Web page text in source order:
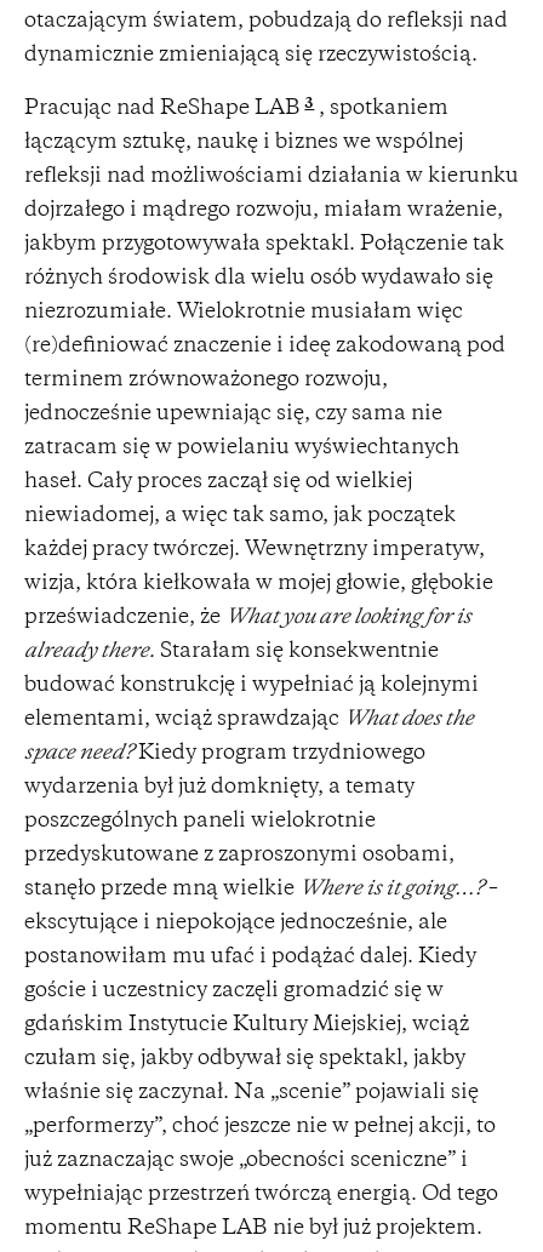
otaczającym światem, pobudzają do refleksji nad
dynamicznie zmieniającą się rzeczywistością.
Pracując nad ReShape LAB 3 , spotkaniem
łączącym sztukę, naukę i biznes we wspólnej
refleksji nad możliwościami działania w kierunku
dojrzałego i mądrego rozwoju, miałam wrażenie,
jakbym przygotowywała spektakl. Połączenie tak
różnych środowisk dla wielu osób wydawało się
niezrozumiałe. Wielokrotnie musiałam więc
(re)definiować znaczenie i ideę zakodowaną pod
terminem zrównoważonego rozwoju,
jednocześnie upewniając się, czy sama nie
zatracam się w powielaniu wyświechtanych
haseł. Cały proces zaczął się od wielkiej
niewiadomej, a więc tak samo, jak początek
każdej pracy twórczej. Wewnętrzny imperatyw,
wizja, która kiełkowała w mojej głowie, głębokie
przeświadczenie, że What you are looking for is
already there. Starałam się konsekwentnie
budować konstrukcję i wypełniać ją kolejnymi
elementami, wciąż sprawdzając
What does the
space need?Kiedy program trzydniowego
wydarzenia był już domknięty, a tematy
poszczególnych paneli wielokrotnie
przedyskutowane z zaproszonymi osobami,
stanęło przede mną wielkie Where is it going…?–
ekscytujące i niepokojące jednocześnie, ale
postanowiłam mu ufać i podążać dalej. Kiedy
goście i uczestnicy zaczęli gromadzić się w
gdańskim Instytucie Kultury Miejskiej, wciąż
czułam się, jakby odbywał się spektakl, jakby
właśnie się zaczynał. Na „scenie” pojawiali się
„performerzy”, choć jeszcze nie w pełnej akcji, to
już zaznaczając swoje „obecności sceniczne” i
wypełniając przestrzeń twórczą energią. Od tego
momentu ReShape LAB nie był już projektem.